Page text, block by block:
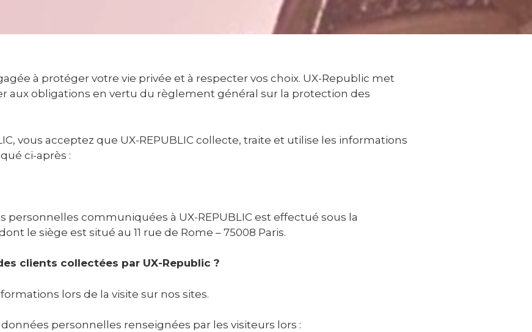
à protéger votre vie privée et à respecter vos choix. UX-Republic met
aux obligations en vertu du règlement général sur la protection des
vous acceptez que UX-REPUBLIC collecte, traite et utilise les informations
ci-après :
communiquées à UX-REPUBLIC est effectué sous la
le siège est situé au 11 rue de Rome – 75008 Paris.
clients collectées par UX-Republic ?
lors de la visite sur nos sites.
personnelles renseignées par les visiteurs lors :